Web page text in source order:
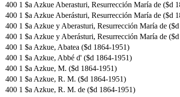
400 1 $a Azkue Aberasturi, Resurrección María de ($d
400 1 $a Azkue Aberásturi, Resurrección María de ($d
400 1 $a Azkue y Aberasturi, Resurrección María de
400 1 $a Azkue y Aberásturi, Resurrección María de
400 1 $a Azkue, Abatea ($d 1864-1951)
400 1 $a Azkue, Abbé d' ($d 1864-1951)
400 1 $a Azkue, M. ($d 1864-1951)
400 1 $a Azkue, R. M. ($d 1864-1951)
400 1 $a Azkue, R. M. de ($d 1864-1951)